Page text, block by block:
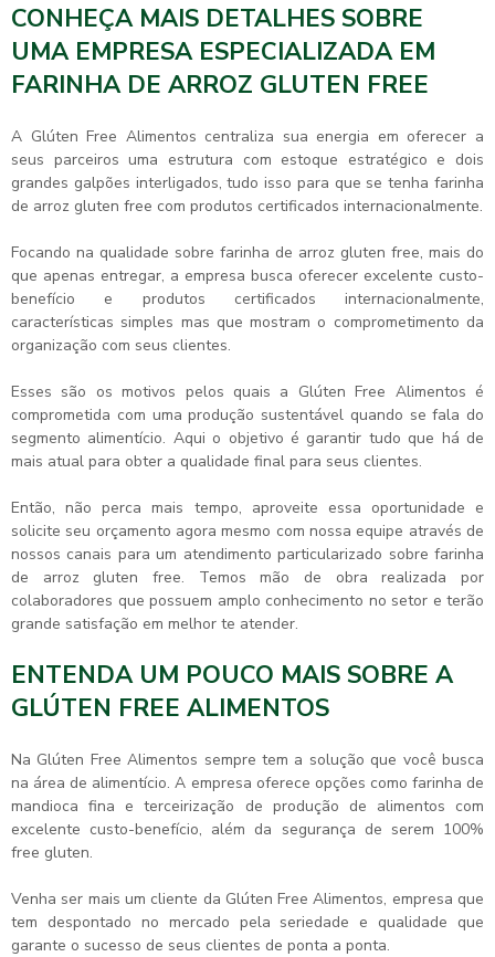
CONHEÇA MAIS DETALHES SOBRE
UMA EMPRESA ESPECIALIZADA EM
FARINHA DE ARROZ GLUTEN FREE
A Glúten Free Alimentos centraliza sua energia em oferecer a
seus parceiros uma estrutura com estoque estratégico e dois
grandes galpões interligados, tudo isso para que se tenha farinha
de arroz gluten free com produtos certificados internacionalmente.
Focando na qualidade sobre farinha de arroz gluten free, mais do
que apenas entregar, a empresa busca oferecer excelente custo-
benefício e produtos certificados internacionalmente,
características simples mas que mostram o comprometimento da
organização com seus clientes.
Esses são os motivos pelos quais a Glúten Free Alimentos é
comprometida com uma produção sustentável quando se fala do
segmento alimentício. Aqui o objetivo é garantir tudo que há de
mais atual para obter a qualidade final para seus clientes.
Então, não perca mais tempo, aproveite essa oportunidade e
solicite seu orçamento agora mesmo com nossa equipe através de
nossos canais para um atendimento particularizado sobre farinha
de arroz gluten free. Temos mão de obra realizada por
colaboradores que possuem amplo conhecimento no setor e terão
grande satisfação em melhor te atender.
ENTENDA UM POUCO MAIS SOBRE A
GLÚTEN FREE ALIMENTOS
Na Glúten Free Alimentos sempre tem a solução que você busca
na área de alimentício. A empresa oferece opções como farinha de
mandioca fina e terceirização de produção de alimentos com
excelente custo-benefício, além da segurança de serem 100%
free gluten.
Venha ser mais um cliente da Glúten Free Alimentos, empresa que
tem despontado no mercado pela seriedade e qualidade que
garante o sucesso de seus clientes de ponta a ponta.